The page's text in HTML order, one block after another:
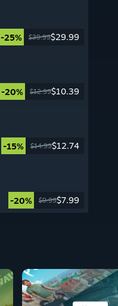
-25% $39.99$29.99
-20% $12.99$10.39
-15% $14.99$12.74
-20% $9.99$7.99